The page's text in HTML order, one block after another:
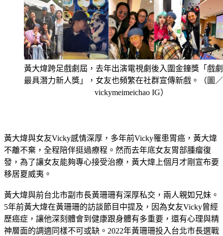
黃大煒跨足戲劇屆，去年出演電視劇後入圍金鐘獎「戲
最具潛力新人獎」，女友也頻繁在社群宣傳新戲。（圖
黃大煒與女友Vicky感情深厚，多年前Vicky罹患胃癌，黃大煒
不離不棄，全程陪伴挺過療程。然而去年底女友胃部腫瘤復
發，為了讓女友能夠專心接受治療，黃大煒上個月才剛宣布要
黃大煒與前台北市副市長黃珊珊有深厚私交，兩人親如兄妹。
5年前黃大煒在黃珊珊的訪談節目中提及，因為女友Vicky曾經
歷癌症，讓他深刻體會到健康跟身體有多重要，還有心理與精